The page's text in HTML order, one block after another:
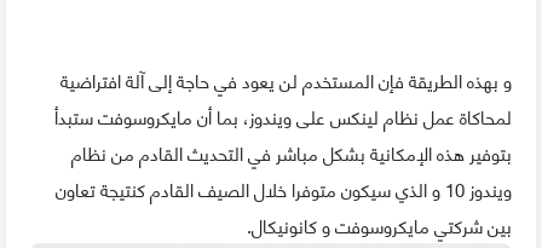
و بهذه الطريقة فإن المستخدم لن يعود في حاجة إلى آلة افتراضية
لمحاكاة عمل نظام لينكس على ويندوز، بما أن مايكروسوفت ستبدأ
بتوفير هذه الإمكانية بشكل مباشر في التحديث القادم من نظام
ويندوز 10 و الذي سيكون متوفرا خلال الصيف القادم كنتيجة تعاون
بين شركتي مايكروسوفت و كانونيكال.